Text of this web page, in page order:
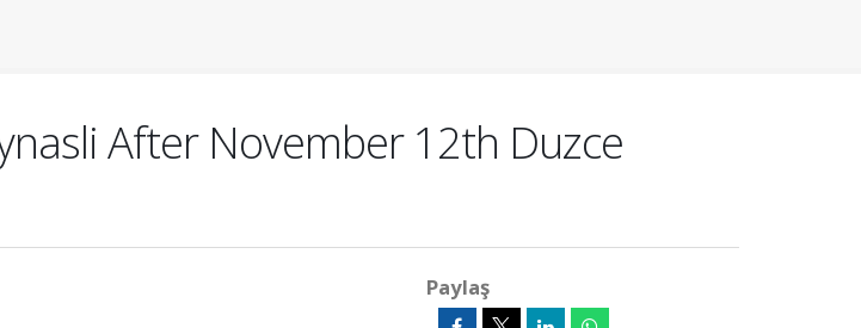
After November 12th Duzce
Paylaş